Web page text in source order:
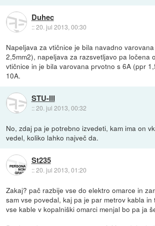
Duhec
::20. jul 2013, 00:30
Napeljava za vtičnice je bila navadno
2,5mm2), napeljava za razsvetljavo pa ločena
vtičnice in je bila varovana prvotno s 6A (ppr
10A.
STU-III
::20. jul 2013, 00:32
No, zdaj pa je potrebno izvedeti, kam ima on
vedel, koliko lahko največ da.
St235
::20. jul 2013, 01:20
Zakaj? pač razbije vse do elektro omarce in
sam vse povedal, kaj pa je par metrov kabla
vse kable v kopalniški omarci menjal bo pa ja